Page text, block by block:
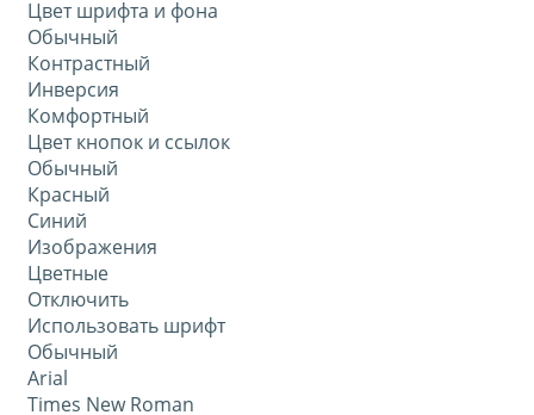
Цвет шрифта и фона
Обычный
Контрастный
Инверсия
Комфортный
Цвет кнопок и ссылок
Обычный
Красный
Синий
Изображения
Цветные
Отключить
Использовать шрифт
Обычный
Arial
Times New Roman